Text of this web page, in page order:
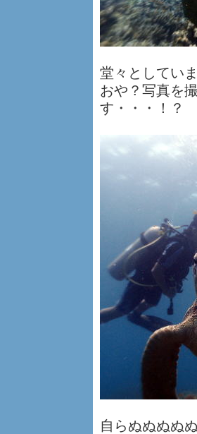
堂々としてい
おや？写真を
す・・・！？
自らぬぬぬぬ